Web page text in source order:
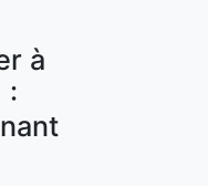
à
: